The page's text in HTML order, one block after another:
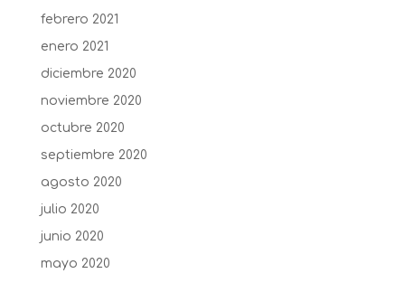
febrero 2021
enero 2021
diciembre 2020
noviembre 2020
octubre 2020
septiembre 2020
agosto 2020
julio 2020
junio 2020
mayo 2020